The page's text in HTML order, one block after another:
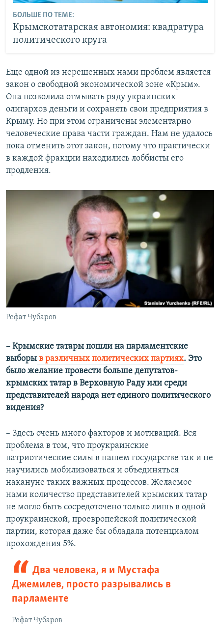
БОЛЬШЕ ПО ТЕМЕ:
Крымскотатарская автономия: квадратура
политического круга
Еще одной из нерешенных нами проблем является
закон о свободной экономической зоне «Крым».
Она позволила отмывать ряду украинских
олигархов деньги и сохранять свои предприятия в
Крыму. Но при этом ограничены элементарно
человеческие права части граждан. Нам не удалось
пока отменить этот закон, потому что практически
в каждой фракции находились лоббисты его
продления.
Рефат Чубаров
–​ Крымские татары пошли на парламентские
выборы в различных политических партиях. Это
было желание провести больше депутатов-
крымских татар в Верховную Раду или среди
представителей народа нет единого политического
видения?
– Здесь очень много факторов и мотиваций. Вся
проблема в том, что проукраинские
патриотические силы в нашем государстве так и не
научились мобилизоваться и объединяться
накануне таких важных процессов. Желаемое
нами количество представителей крымских татар
не могло быть сосредоточено только лишь в одной
проукраинской, проевропейской политической
партии, которая даже бы обладала потенциалом
прохождения 5%.
Два человека, я и Мустафа
Джемилев, просто разрывались в
парламенте
Рефат Чубаров